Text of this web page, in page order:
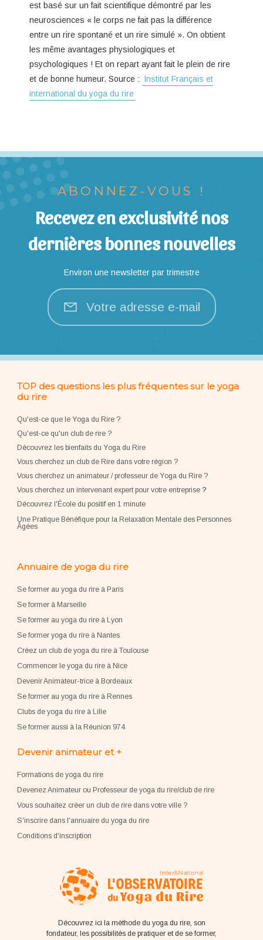
est basé sur un fait scientifique démontré par les
neurosciences « le corps ne fait pas la différence
entre un rire spontané et un rire simulé ». On obtient
les même avantages physiologiques et
psychologiques ! Et on repart ayant fait le plein de rire
et de bonne humeur. Source : Institut Français et
international du yoga du rire
ABONNEZ-VOUS !
Recevez en exclusivité nos
dernières bonnes nouvelles
Environ une newsletter par trimestre
Votre adresse e-mail
TOP des questions les plus fréquentes sur le yoga
du rire
Qu'est-ce que le Yoga du Rire ?
Qu'est-ce qu'un club de rire ?
Découvrez les bienfaits du Yoga du Rire
Vous cherchez un club de Rire dans votre région ?
Vous cherchez un animateur / professeur de Yoga du Rire ?
Vous cherchez un intervenant expert pour votre entreprise?
Découvrez l'École du positif en 1 minute
Une Pratique Bénéfique pour la Relaxation Mentale des Personnes
Âgées
Annuaire de yoga du rire
Se former au yoga du rire à Paris
Se former à Marseille
Se former au yoga du rire à Lyon
Se former yoga du rire à Nantes
Créez un club de yoga du rire à Toulouse
Commencer le yoga du rire à Nice
Devenir Animateur-trice à Bordeaux
Se former au yoga du rire à Rennes
Clubs de yoga du rire à Lille
Se former aussi à la Réunion 974
Devenir animateur et +
Formations de yoga du rire
Devenez Animateur ou Professeur de yoga du rire/club de rire
Vous souhaitez créer un club de rire dans votre ville ?
S'inscrire dans l'annuaire du yoga du rire
Conditions d'inscription
Découvrez ici la méthode du yoga du rire, son
fondateur, les possibilités de pratiquer et de se former,